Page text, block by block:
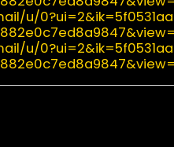
u/
u/